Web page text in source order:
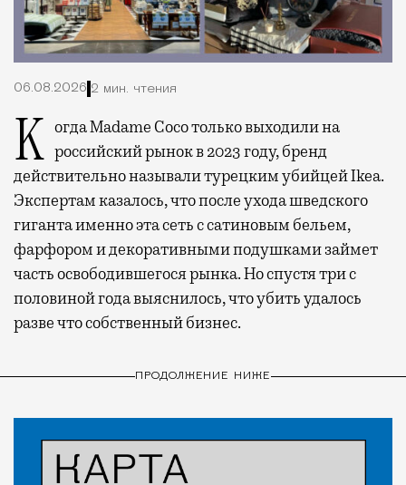
06.08.2026 2 мин. чтения
Когда Madame Coco только выходили на российский рынок в 2023 году, бренд
действительно называли турецким убийцей Ikea.
Экспертам казалось, что после ухода шведского
гиганта именно эта сеть с сатиновым бельем,
фарфором и декоративными подушками займет
часть освободившегося рынка. Но спустя три с
половиной года выяснилось, что убить удалось
разве что собственный бизнес.
ПРОДОЛЖЕНИЕ НИЖЕ